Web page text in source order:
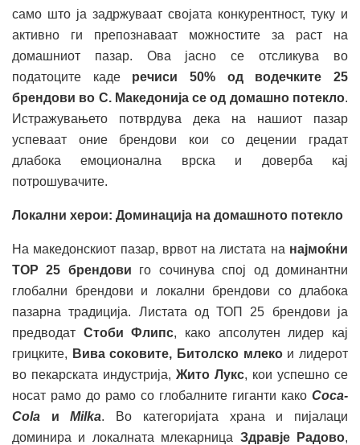
само што ја задржуваат својата конкурентност, туку и
активно ги препознаваат можностите за раст на
домашниот пазар. Ова јасно се отсликува во
податоците каде речиси 50% од водечките 25
брендови во С. Македонија се од домашно потекло.
Истражувањето потврдува дека на нашиот пазар
успеваат оние брендови кои со децении градат
длабока емоционална врска и доверба кај
потрошувачите.
Локални херои: Доминација на домашното потекло
На македонскиот пазар, врвот на листата на најмоќни
TOP 25 брендови го сочинува спој од доминантни
глобални брендови и локални брендови со длабока
пазарна традиција. Листата од ТОП 25 брендови ја
предводат Стоби Флипс, како апсолутен лидер кај
грицките, Вива соковите, Битолско млекои лидерот
во пекарската индустрија, Жито Лукс, кои успешно се
носат рамо до рамо со глобалните гиганти како Coca-
Cola иMilka. Во категоријата храна и пијалаци
доминира и локалната млекарница Здравје Радово,